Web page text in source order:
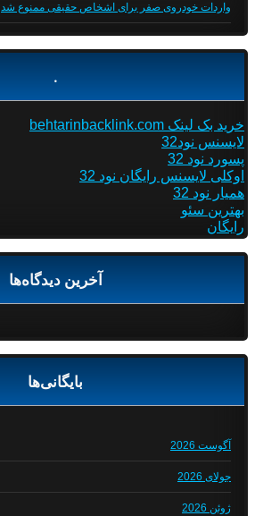
واردات خودروی صفر برای اشخاص حقیقی ممنوع شد
.
خرید بک لینک behtarinbacklink.com
لایسنس نود32
پسورد نود 32
اوکلی لایسنس رایگان نود 32
همیار نود 32
بهترین سئو
رایگان
آخرین دیدگاه‌ها
بایگانی‌ها
آگوست 2026
جولای 2026
ژوئن 2026